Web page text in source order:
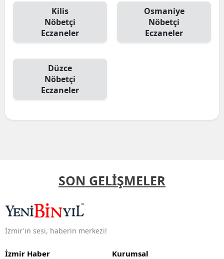
Kilis
Nöbetçi
Eczaneler
Osmaniye
Nöbetçi
Eczaneler
Düzce
Nöbetçi
Eczaneler
SON GELİŞMELER
İzmir'in sesi, haberin merkezi!
İzmir Haber Kurumsal